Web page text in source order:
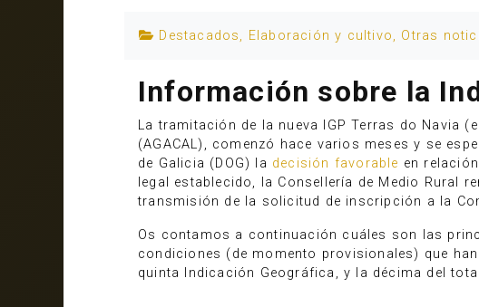
Destacados, Elaboración y cultivo, Otras
Información sobre la
La tramitación de la nueva IGP Terras do Navia
(AGACAL), comenzó hace varios meses y se
de Galicia (DOG) la decisión favorable en
legal establecido, la Consellería de Medio Rural
transmisión de la solicitud de inscripción a la
Os contamos a continuación cuáles son las
condiciones (de momento provisionales) que
quinta Indicación Geográfica, y la décima del